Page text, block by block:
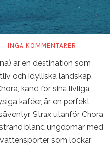
INGA KOMMENTARER
är en destination som
och idylliska landskap.
känd för sina livliga
kaféer, är en perfekt
Strax utanför Chora
bland ungdomar med
som lockar